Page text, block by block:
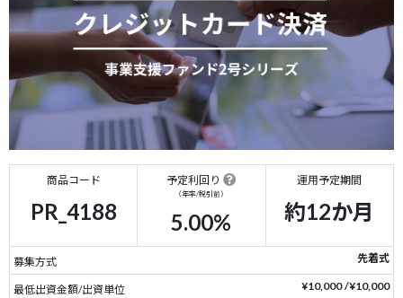
商品コード
PR_4188
予定利回り
（年率/税引前）
5.00%
運用予定期間
約12か月
募集方式 先着式
最低出資金額/出資単位 ¥10,000 /¥10,000